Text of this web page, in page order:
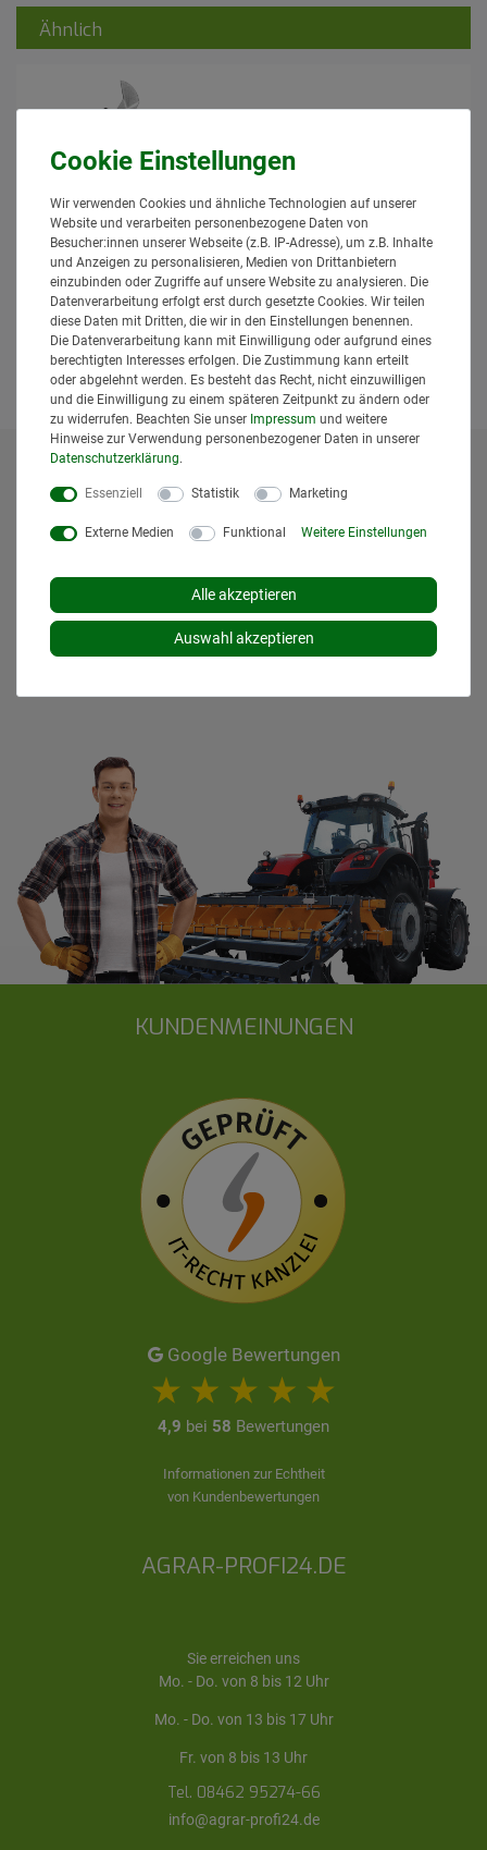
Ähnlich
Bazzoli Baroni Gülleverteiler KKV 6" +
Exaktverteiler 150mm
Granit
147,95 € *
Lieferzeit: 1 bis 3 Tage*
In den Warenkorb
inkl. MwSt.zzgl.Versand
zuzüglichVersandkosten. Der Versand erfolgt bei vielen
Artikeln bei Bestellungen bis 14 Uhr und Sofortbezahlung
(z.B. PayPal) bereits am gleichen Werktag. Die angegebenen
Die angezeigten Versandkosten beziehen sich auf den
Versand innerhalb Deutschlands, soweit kein anders
Lieferland ausgewählt wurde. Versandkosten und
Lieferzeiten für andere Länder entnehmen Sie bitte
KUNDENMEINUNGEN
Google Bewertungen
4,9 bei 58 Bewertungen
Informationen zur Echtheit
von Kundenbewertungen
AGRAR-PROFI24.DE
Sie erreichen uns
Mo. - Do. von 8 bis 12 Uhr
Mo. - Do. von 13 bis 17 Uhr
Fr. von 8 bis 13 Uhr
Tel. 08462 95274-66
info@agrar-profi24.de
Wir verwenden Cookies und ähnliche Technologien auf unserer
Website und verarbeiten personenbezogene Daten von
Besucher:innen unserer Webseite (z.B. IP-Adresse), um z.B. Inhalte
und Anzeigen zu personalisieren, Medien von Drittanbietern
einzubinden oder Zugriffe auf unsere Website zu analysieren. Die
Datenverarbeitung erfolgt erst durch gesetzte Cookies. Wir teilen
diese Daten mit Dritten, die wir in den Einstellungen benennen.
Die Datenverarbeitung kann mit Einwilligung oder aufgrund eines
berechtigten Interesses erfolgen. Die Zustimmung kann erteilt
oder abgelehnt werden. Es besteht das Recht, nicht einzuwilligen
und die Einwilligung zu einem späteren Zeitpunkt zu ändern oder
zu widerrufen. Beachten Sie unser Impressum und weitere
Hinweise zur Verwendung personenbezogener Daten in unserer
Daten­schutz­erklärung.
Essenziell Statistik Marketing
Externe Medien Funktional Weitere Einstellungen
Alle akzeptieren
Auswahl akzeptieren